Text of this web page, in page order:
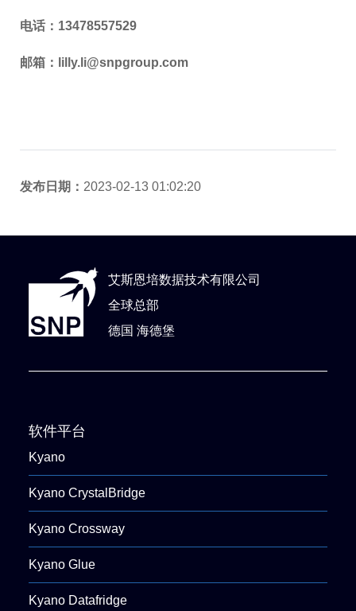
电话：13478557529
邮箱：lilly.li@snpgroup.com
发布日期： 2023-02-13 01:02:20
艾斯恩培数据技术有限公司
全球总部
德国 海德堡
软件平台
Kyano
Kyano CrystalBridge
Kyano Crossway
Kyano Glue
Kyano Datafridge